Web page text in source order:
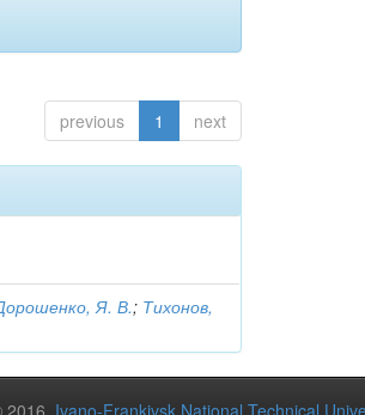
previous 1 next
Я. В.; Тихонов,
2016 Ivano-Frankivsk National Technical